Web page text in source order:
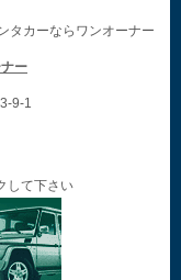
タカーならワンオーナー
ー
9-1
して下さい